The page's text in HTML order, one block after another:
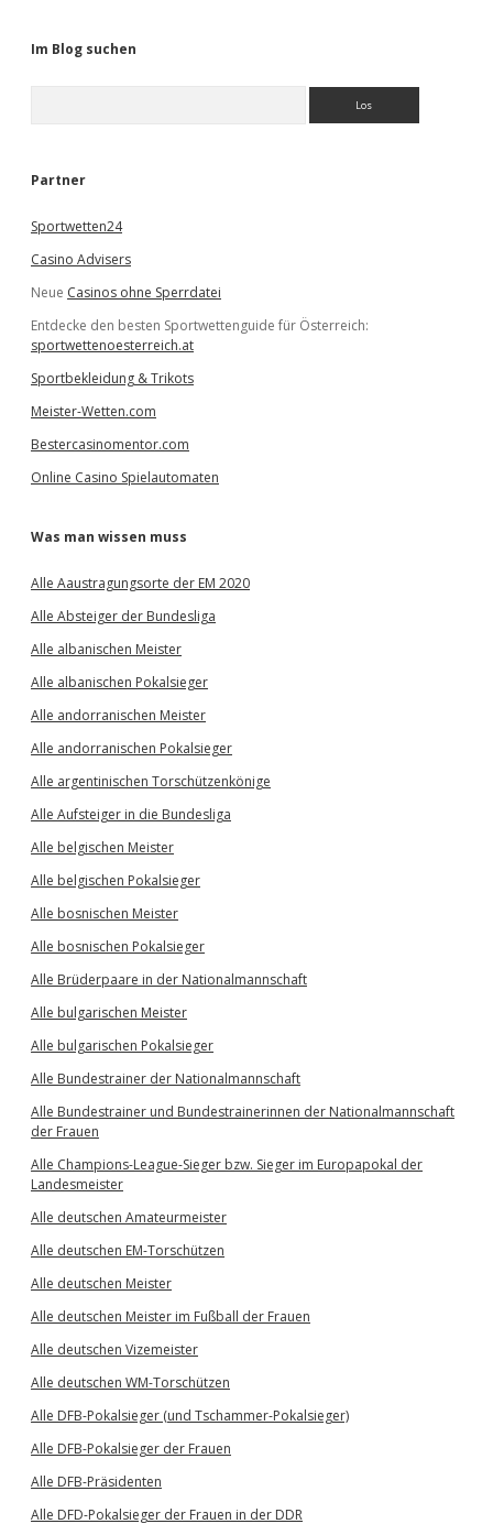
Im Blog suchen
e
Partner
Sportwetten24
Casino Advisers
Neue Casinos ohne Sperrdatei
Entdecke den besten Sportwettenguide für Österreich:
sportwettenoesterreich.at
Sportbekleidung & Trikots
Meister-Wetten.com
Bestercasinomentor.com
Online Casino Spielautomaten
Was man wissen muss
Alle Aaustragungsorte der EM 2020
Alle Absteiger der Bundesliga
Alle albanischen Meister
Alle albanischen Pokalsieger
Alle andorranischen Meister
Alle andorranischen Pokalsieger
Alle argentinischen Torschützenkönige
Alle Aufsteiger in die Bundesliga
Alle belgischen Meister
Alle belgischen Pokalsieger
Alle bosnischen Meister
Alle bosnischen Pokalsieger
Alle Brüderpaare in der Nationalmannschaft
Alle bulgarischen Meister
Alle bulgarischen Pokalsieger
Alle Bundestrainer der Nationalmannschaft
Alle Bundestrainer und Bundestrainerinnen der Nationalmannschaft
der Frauen
Alle Champions-League-Sieger bzw. Sieger im Europapokal der
Landesmeister
Alle deutschen Amateurmeister
Alle deutschen EM-Torschützen
Alle deutschen Meister
Alle deutschen Meister im Fußball der Frauen
Alle deutschen Vizemeister
Alle deutschen WM-Torschützen
Alle DFB-Pokalsieger (und Tschammer-Pokalsieger)
Alle DFB-Pokalsieger der Frauen
Alle DFB-Präsidenten
Alle DFD-Pokalsieger der Frauen in der DDR